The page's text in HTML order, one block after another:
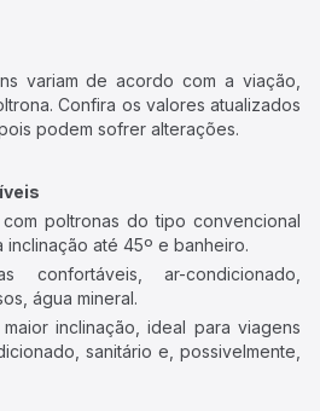
variam de acordo com a viação,
Confira os valores atualizados
podem sofrer alterações.
poltronas do tipo convencional
inclinação até 45º e banheiro.
confortáveis, ar-condicionado,
água mineral.
maior inclinação, ideal para viagens
sanitário e, possivelmente,